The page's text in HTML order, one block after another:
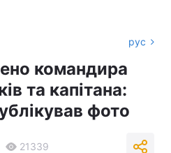
рус
командира
та капітана:
фото
21339